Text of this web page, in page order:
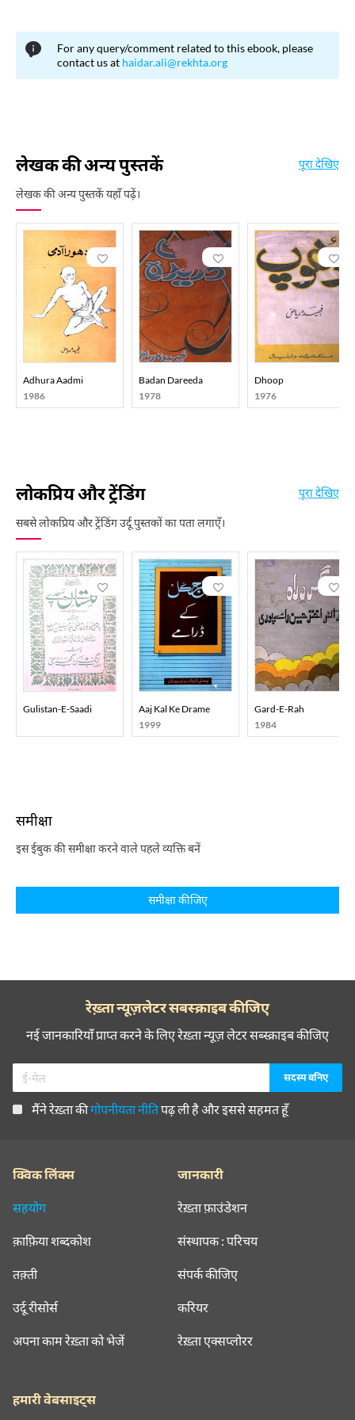
For any query/comment related to this ebook, please
contact us at haidar.ali@rekhta.org
लेखक की अन्य पुस्तकें
लेखक की अन्य पुस्तकें यहाँ पढ़ें।
पूरा देखिए
Adhura Aadmi
1986
Badan Dareeda
1978
Dhoop
1976
लोकप्रिय और ट्रेंडिंग
सबसे लोकप्रिय और ट्रेंडिंग उर्दू पुस्तकों का पता लगाएँ।
पूरा देखिए
Gulistan-E-Saadi
Aaj Kal Ke Drame
1999
Gard-E-Rah
1984
समीक्षा
इस ईबुक की समीक्षा करने वाले पहले व्यक्ति बनें
समीक्षा कीजिए
रेख़्ता न्यूज़लेटर सबस्क्राइब कीजिए
नई जानकारियाँ प्राप्त करने के लिए रेख़्ता न्यूज़ लेटर सब्स्क्राइब कीजिए
मैंने रेख़्ता कीगोपनीयता नीतिपढ़ ली है और इससे सहमत हूँ
क्विक लिंक्स
सहयोग
क़ाफ़िया शब्दकोश
तक़्ती
उर्दू रीसोर्स
अपना काम रेख़्ता को भेजें
जानकारी
रेख़्ता फ़ाउंडेशन
संस्थापक : परिचय
संपर्क कीजिए
करियर
रेख़्ता एक्सप्लोरर
हमारी वेबसाइट्स